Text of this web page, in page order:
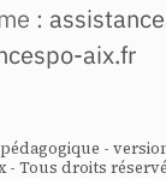
:
aix.fr
-
- Tous droits